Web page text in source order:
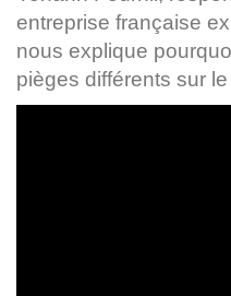
entreprise française
nous explique
pièges différents sur